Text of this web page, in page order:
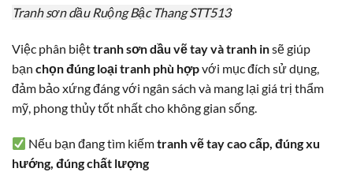
Tranh sơn dầu Ruộng Bậc Thang STT513
Việc phân biệttranh sơn dầu vẽ tay và tranh insẽ giúp
bạn chọn đúng loại tranh phù hợpvới mục đích sử dụng,
đảm bảo xứng đáng với ngân sách và mang lại giá trị thẩm
mỹ, phong thủy tốt nhất cho không gian sống.
Nếu bạn đang tìm kiếmtranh vẽ tay cao cấp, đúng xu
hướng, đúng chất lượng